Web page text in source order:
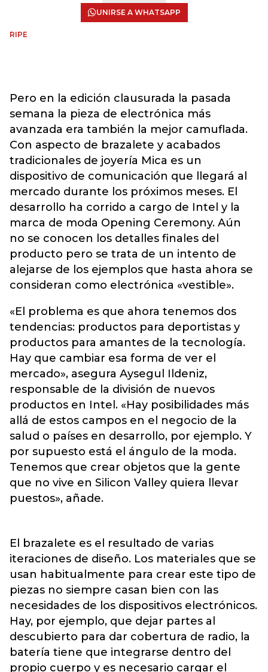
UNIRSE A WHATSAPP
RIPE
Pero en la edición clausurada la pasada
semana la pieza de electrónica más
avanzada era también la mejor camuflada.
Con aspecto de brazalete y acabados
tradicionales de joyería Mica es un
dispositivo de comunicación que llegará al
mercado durante los próximos meses. El
desarrollo ha corrido a cargo de Intel y la
marca de moda Opening Ceremony. Aún
no se conocen los detalles finales del
producto pero se trata de un intento de
alejarse de los ejemplos que hasta ahora se
consideran como electrónica «vestible».
«El problema es que ahora tenemos dos
tendencias: productos para deportistas y
productos para amantes de la tecnología.
Hay que cambiar esa forma de ver el
mercado», asegura Aysegul Ildeniz,
responsable de la división de nuevos
productos en Intel. «Hay posibilidades más
allá de estos campos en el negocio de la
salud o países en desarrollo, por ejemplo. Y
por supuesto está el ángulo de la moda.
Tenemos que crear objetos que la gente
que no vive en Silicon Valley quiera llevar
puestos», añade.
El brazalete es el resultado de varias
iteraciones de diseño. Los materiales que se
usan habitualmente para crear este tipo de
piezas no siempre casan bien con las
necesidades de los dispositivos electrónicos.
Hay, por ejemplo, que dejar partes al
descubierto para dar cobertura de radio, la
batería tiene que integrarse dentro del
propio cuerpo y es necesario cargar el